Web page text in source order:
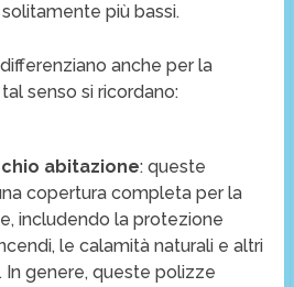
più bassi.
anche per la
senso si ricordano:
abitazione: queste
copertura completa per la
includendo la protezione
le calamità naturali e altri
In genere, queste polizze